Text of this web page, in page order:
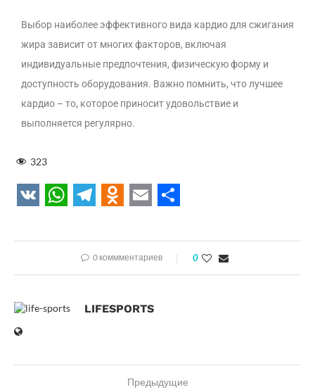
Выбор наиболее эффективного вида кардио для сжигания
жира зависит от многих факторов, включая
индивидуальные предпочтения, физическую форму и
доступность оборудования. Важно помнить, что лучшее
кардио – то, которое приносит удовольствие и
выполняется регулярно.
323
0 коммментариев 0
LIFESPORTS
Предыдущие